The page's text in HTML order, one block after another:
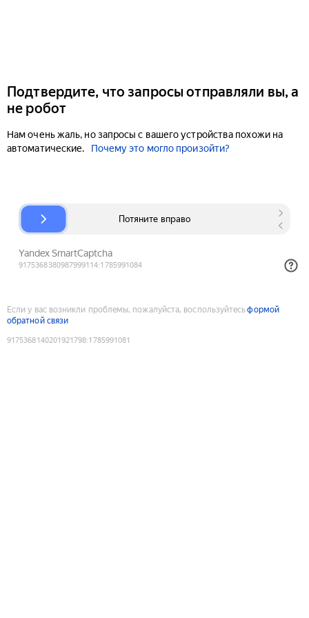
Подтвердите, что запросы отправляли вы, а
не робот
Нам очень жаль, но запросы с вашего устройства похожи на
автоматические.
Почему это могло произойти?
Если у вас возникли проблемы, пожалуйста, воспользуйтесьформой
обратной связи
9175368140201921798:1785991081